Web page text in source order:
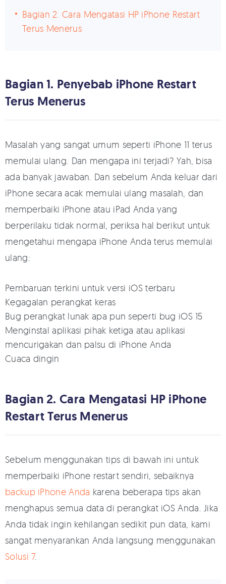
Bagian 2. Cara Mengatasi HP iPhone Restart
Terus Menerus
Bagian 1. Penyebab iPhone Restart
Terus Menerus
Masalah yang sangat umum seperti iPhone 11 terus
memulai ulang. Dan mengapa ini terjadi? Yah, bisa
ada banyak jawaban. Dan sebelum Anda keluar dari
iPhone secara acak memulai ulang masalah, dan
memperbaiki iPhone atau iPad Anda yang
berperilaku tidak normal, periksa hal berikut untuk
mengetahui mengapa iPhone Anda terus memulai
ulang:
Pembaruan terkini untuk versi iOS terbaru
Kegagalan perangkat keras
Bug perangkat lunak apa pun seperti bug iOS 15
Menginstal aplikasi pihak ketiga atau aplikasi
mencurigakan dan palsu di iPhone Anda
Cuaca dingin
Bagian 2. Cara Mengatasi HP iPhone
Restart Terus Menerus
Sebelum menggunakan tips di bawah ini untuk
memperbaiki iPhone restart sendiri, sebaiknya
backup iPhone Anda karena beberapa tips akan
menghapus semua data di perangkat iOS Anda. Jika
Anda tidak ingin kehilangan sedikit pun data, kami
sangat menyarankan Anda langsung menggunakan
Solusi 7.